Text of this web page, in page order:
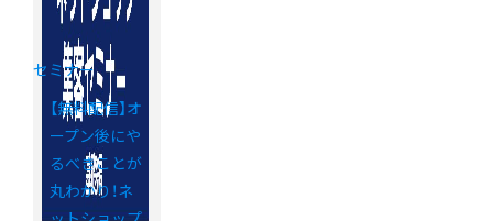
セミナー
【無料配信】オ
ープン後にや
るべきことが
丸わかり！ネ